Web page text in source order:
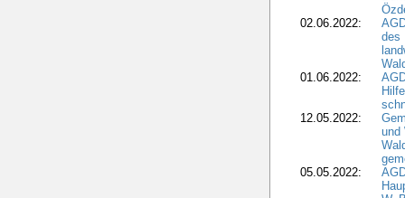
02.06.2022:
des
01.06.2022:
12.05.2022:
und
05.05.2022: